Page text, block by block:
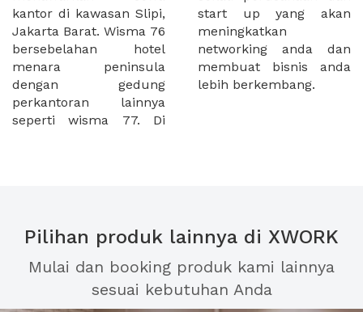
kantor di kawasan Slipi,
Jakarta Barat. Wisma 76
bersebelahan hotel
menara peninsula
dengan gedung
perkantoran lainnya
seperti wisma 77. Di
start up yang akan
meningkatkan
networking anda dan
membuat bisnis anda
lebih berkembang.
Pilihan produk lainnya di XWORK
Mulai dan booking produk kami lainnya
sesuai kebutuhan Anda